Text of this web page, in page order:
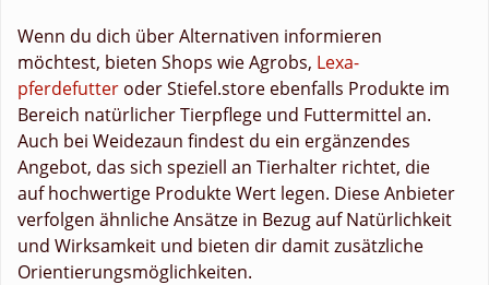
Wenn du dich über Alternativen informieren
möchtest, bieten Shops wie Agrobs, Lexa-
pferdefutter oder Stiefel.store ebenfalls Produkte im
Bereich natürlicher Tierpflege und Futtermittel an.
Auch bei Weidezaun findest du ein ergänzendes
Angebot, das sich speziell an Tierhalter richtet, die
auf hochwertige Produkte Wert legen. Diese Anbieter
verfolgen ähnliche Ansätze in Bezug auf Natürlichkeit
und Wirksamkeit und bieten dir damit zusätzliche
Orientierungsmöglichkeiten.